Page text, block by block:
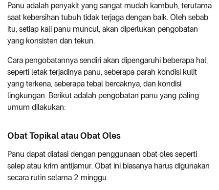
Panu adalah penyakit yang sangat mudah kambuh, terutama
saat kebersihan tubuh tidak terjaga dengan baik. Oleh sebab
itu, setiap kali panu muncul, akan diperlukan pengobatan
yang konsisten dan tekun.
Cara pengobatannya sendiri akan dipengaruhi beberapa hal,
seperti letak terjadinya panu, seberapa parah kondisi kulit
yang terkena, seberapa tebal bercaknya, dan kondisi
lingkungan. Berikut adalah pengobatan panu yang paling
umum dilakukan:
Obat Topikal atau Obat Oles
Panu dapat diatasi dengan penggunaan obat oles seperti
salep atau krim antijamur. Obat ini biasanya harus digunakan
secara rutin selama 2 minggu.